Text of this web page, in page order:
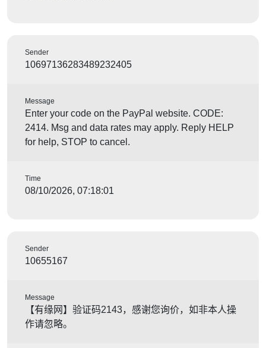
Sender
10697136283489232405
Message
Enter your code on the PayPal website. CODE:
2414. Msg and data rates may apply. Reply HELP
for help, STOP to cancel.
Time
08/10/2026, 07:18:01
Sender
10655167
Message
【有缘网】验证码2143，感谢您询价，如非本人操
作请忽略。